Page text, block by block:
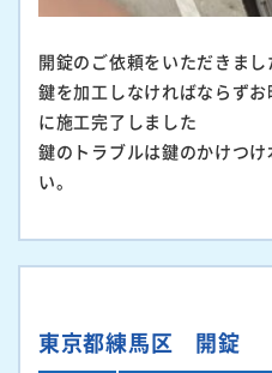
開錠のご依頼をいただきまし
鍵を加工しなければならず
に施工完了しました
鍵のトラブルは鍵のかけつ
い。
東京都練馬区 開錠